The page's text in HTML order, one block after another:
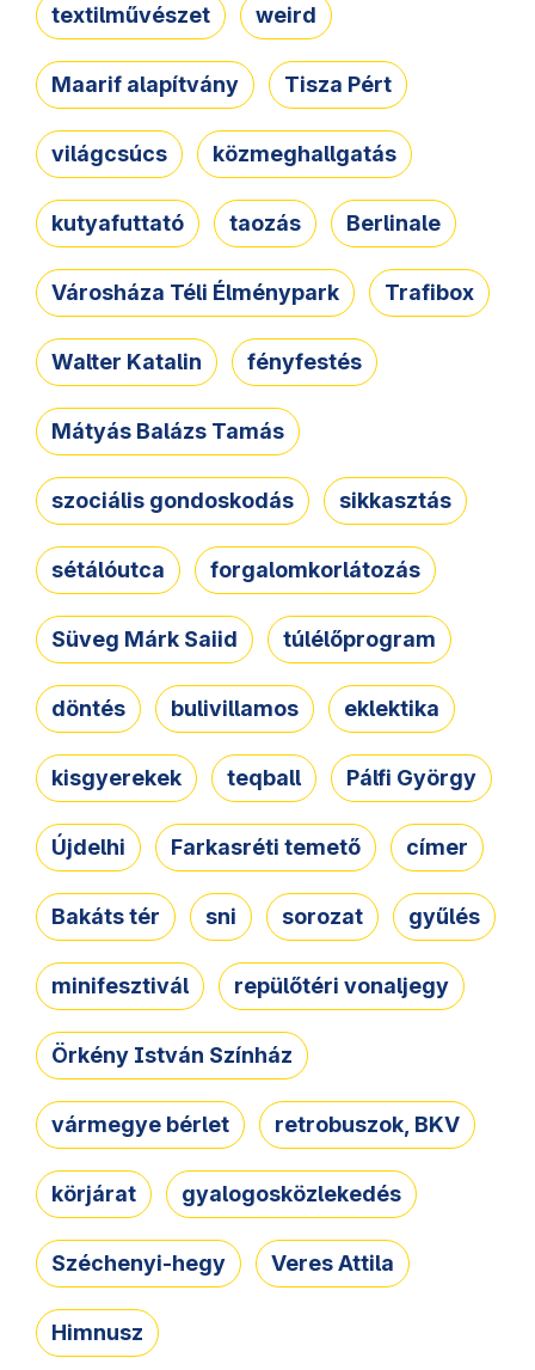
textilművészet weird
Maarif alapítvány Tisza Pért
világcsúcs közmeghallgatás
kutyafuttató taozás Berlinale
Városháza Téli Élménypark Trafibox
Walter Katalin fényfestés
Mátyás Balázs Tamás
szociális gondoskodás sikkasztás
sétálóutca forgalomkorlátozás
Süveg Márk Saiid túlélőprogram
döntés bulivillamos eklektika
kisgyerekek teqball Pálfi György
Újdelhi Farkasréti temető címer
Bakáts tér sni sorozat gyűlés
minifesztivál repülőtéri vonaljegy
Örkény István Színház
vármegye bérlet retrobuszok, BKV
körjárat gyalogosközlekedés
Széchenyi-hegy Veres Attila
Himnusz